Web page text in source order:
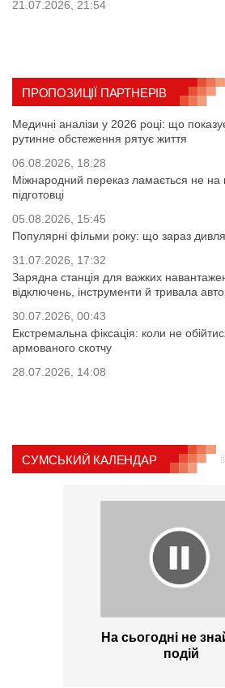
21.07.2026, 21:54
ПРОПОЗИЦІЇ ПАРТНЕРІВ
Медичні аналізи у 2026 році: що
рутинне обстеження рятує життя
06.08.2026, 18:28
Міжнародний переказ ламається не на
підготовці
05.08.2026, 15:45
Популярні фільми року: що зараз
31.07.2026, 17:32
Зарядна станція для важких
відключень, інструменти й тривала
30.07.2026, 00:43
Екстремальна фіксація: коли не
армованого скотчу
28.07.2026, 14:08
СУМСЬКИЙ КАЛЕНДАР
На сьогодні не
подій